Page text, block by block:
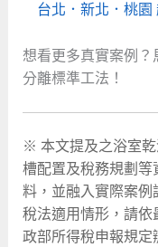
台北．新北．桃
想看更多真實案例？
分離標準工法！
※ 本文提及之浴室
槽配置及稅務規劃等
料，並融入實際案
稅法適用情形，請
政部所得稅申報規